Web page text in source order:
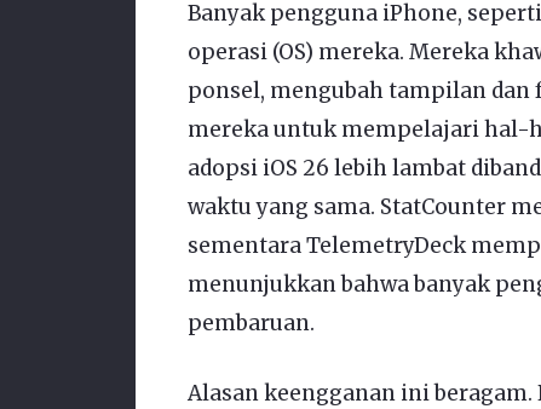
Banyak pengguna iPhone,
operasi (OS) mereka. Mereka
ponsel, mengubah tampilan dan
mereka untuk mempelajari hal-
adopsi iOS 26 lebih lambat
waktu yang sama. StatCounter
sementara TelemetryDeck
menunjukkan bahwa banyak
pembaruan.
Alasan keengganan ini